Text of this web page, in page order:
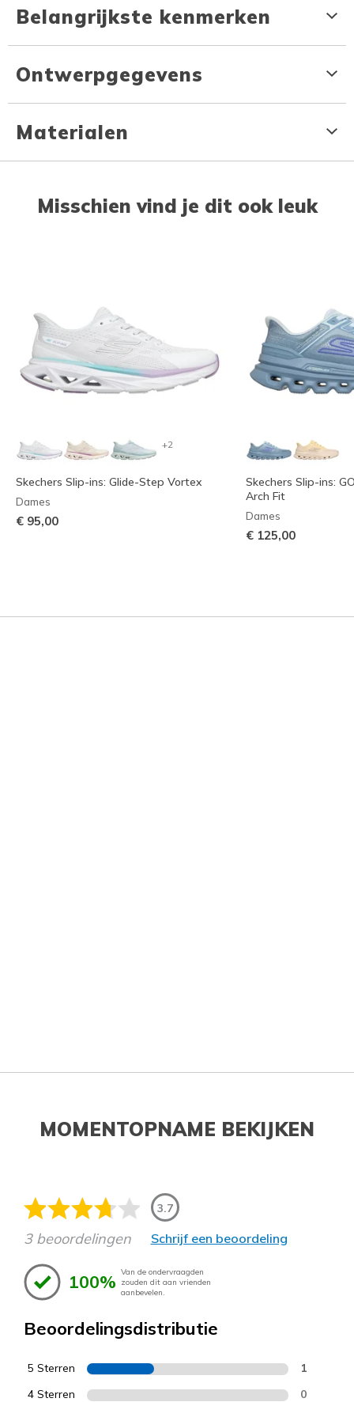
Belangrijkste kenmerken
Ontwerpgegevens
Materialen
Misschien vind je dit ook leuk
+2
Skechers Slip-ins: Glide-Step Vortex
Dames
€ 95,00
Skechers Slip-ins:
Arch Fit
Dames
€ 125,00
MOMENTOPNAME BEKIJKEN
3.7
3 beoordelingen Schrijf een beoordeling
100% Van de ondervraagden
zouden dit aan vrienden
aanbevelen.
Beoordelingsdistributie
5 Sterren 1
4 Sterren 0